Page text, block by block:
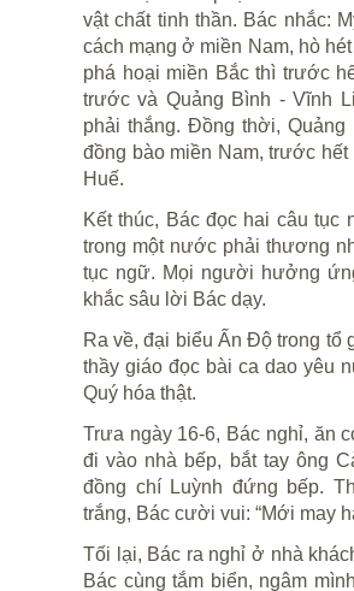
vật chất tinh thần. Bác nhắc:
cách mạng ở miền Nam, hò
phá hoại miền Bắc thì trước
trước và Quảng Bình - Vĩnh
phải thắng. Đồng thời,
đồng bào miền Nam, trước
Huế.
Kết thúc, Bác đọc hai câu
trong một nước phải thương
tục ngữ. Mọi người hưởng
khắc sâu lời Bác dạy.
Ra về, đại biểu Ấn Độ trong tổ
thầy giáo đọc bài ca dao yêu
Quý hóa thật.
Trưa ngày 16-6, Bác nghỉ, ăn
đi vào nhà bếp, bắt tay ông
đồng chí Luỳnh đứng bếp.
trắng, Bác cười vui: “Mới may
Tối lại, Bác ra nghỉ ở nhà
Bác cùng tắm biển, ngâm